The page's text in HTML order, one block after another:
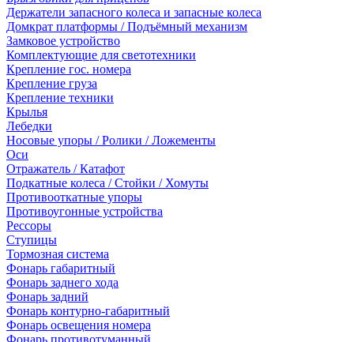
Держатели запасного колеса и запасные колеса
Домкрат платформы / Подъёмный механизм
Замковое устройство
Комплектующие для светотехники
Крепление гос. номера
Крепление груза
Крепление техники
Крылья
Лебедки
Носовые упоры / Ролики / Ложементы
Оси
Отражатель / Катафот
Подкатные колеса / Стойки / Хомуты
Противооткатные упоры
Противоугонные устройства
Рессоры
Ступицы
Тормозная система
Фонарь габаритный
Фонарь заднего хода
Фонарь задний
Фонарь контурно-габаритный
Фонарь освещения номера
Фонарь противотуманный